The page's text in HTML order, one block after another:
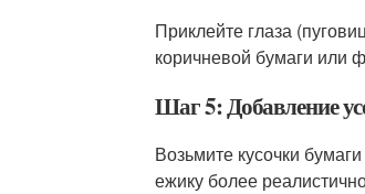
Приклейте глаза
коричневой бумаги или
Шаг 5: Добавление
Возьмите кусочки
ежику более